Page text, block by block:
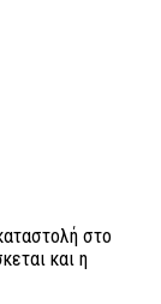
στο
και η